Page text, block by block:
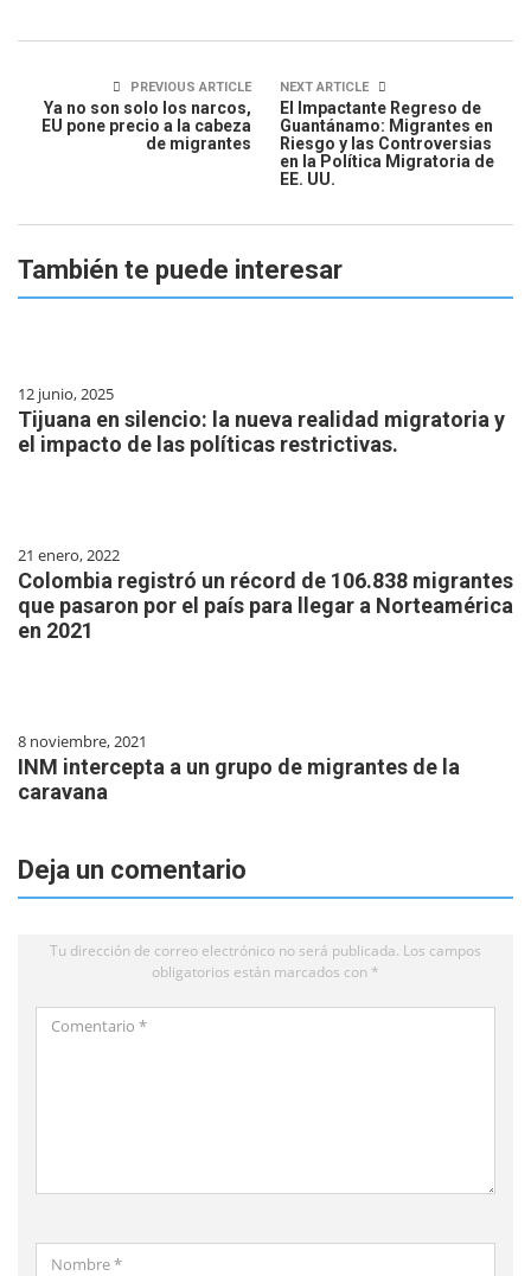
PREVIOUS ARTICLE
Ya no son solo los narcos,
EU pone precio a la cabeza
de migrantes
NEXT ARTICLE
El Impactante Regreso de
Guantánamo: Migrantes en
Riesgo y las Controversias
en la Política Migratoria de
EE. UU.
También te puede interesar
12 junio, 2025
Tijuana en silencio: la nueva realidad migratoria y
el impacto de las políticas restrictivas.
21 enero, 2022
Colombia registró un récord de 106.838 migrantes
que pasaron por el país para llegar a Norteamérica
en 2021
8 noviembre, 2021
INM intercepta a un grupo de migrantes de la
caravana
Deja un comentario
Tu dirección de correo electrónico no será publicada. Los campos
obligatorios están marcados con *
Comentario
Nombre